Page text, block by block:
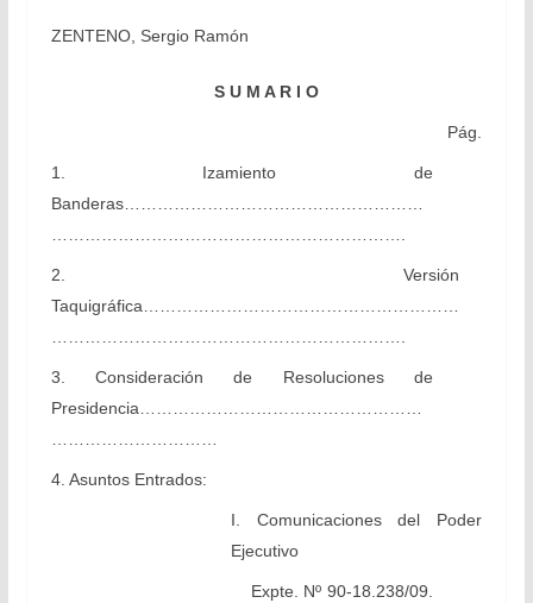
ZENTENO, Sergio Ramón
S U M A R I O
Pág.
1. Izamiento de
Banderas………………………………………………
……………………………………………………….
2. Versión
Taquigráfica…………………………………………………
……………………………………………………….
3. Consideración de Resoluciones de
Presidencia……………………………………………
…………………………
4. Asuntos Entrados:
I. Comunicaciones del Poder
Ejecutivo
Expte. Nº 90-18.238/09.